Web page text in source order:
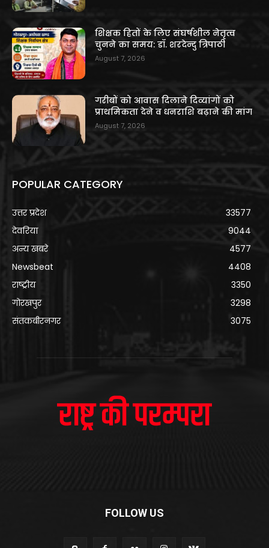
शिक्षक हितों के लिए संघर्षशील नेतृत्व
चुनने का समय: डॉ. शरदेन्दु त्रिपाठी
August 7, 2026
गरीबों को आवास दिलाने दिव्यांगों को
प्राथमिकता देने व धनराशि बढ़ाने की मांग
August 7, 2026
POPULAR CATEGORY
उत्तर प्रदेश
33577
देवरिया
9044
अन्य खबरे
4577
Newsbeat
4408
राष्ट्रीय
3350
गोरखपुर
3298
संतकबीरनगर
3075
FOLLOW US